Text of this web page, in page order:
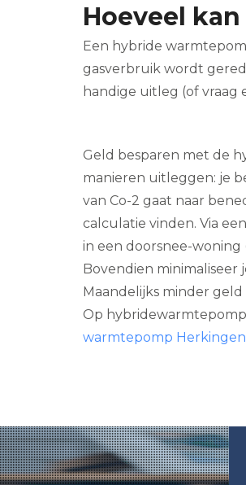
Hoeveel
Een hybride
gasverbruik wordt
handige uitleg (of vraag
Geld besparen met de
manieren uitleggen: je
van Co-2 gaat naar
calculatie vinden. Via
in een doorsnee-woning
Bovendien minimaliseer
Maandelijks minder
Op
warmtepomp Herkingen